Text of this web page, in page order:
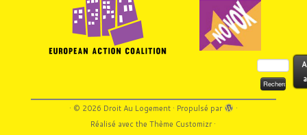
Rechercher :
· © 2026 Droit Au Logement· Propulsé par
·
Réalisé avec theThème Customizr·